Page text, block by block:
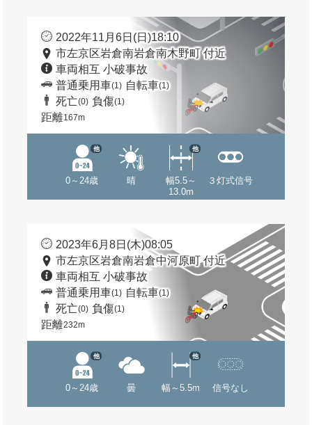
2022年11月6日(日)18:10
市左京区岩倉南岩倉南木野町 付近
車両相互 小破事故
普通乗用車(1) 自転車(1)
死亡(0) 負傷(1)
距離167m
0～24歳
他
晴
幅5.5～
13.0m
他
３灯式信号
2023年6月8日(木)08:05
市左京区岩倉南岩倉中河原町 付近
車両相互 小破事故
普通乗用車(1) 自転車(1)
死亡(0) 負傷(1)
距離232m
0～24歳
他
曇 幅～5.5m
他
信号なし